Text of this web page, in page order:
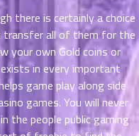
there is certainly a choice
transfer all of them for the
your own Gold coins or
in every important
game play along side
games. You will never
the people public gaming